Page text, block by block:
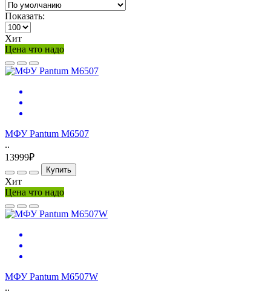
Показать:
Хит
Цена что надо
МФУ Pantum M6507
..
13999₽
Купить
Хит
Цена что надо
МФУ Pantum M6507W
..